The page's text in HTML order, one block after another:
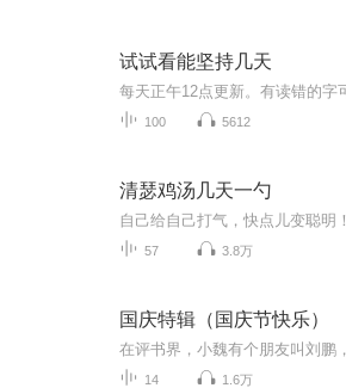
试试看能坚持几天
100 5612
清瑟鸡汤几天一勺
自己给自己打气，快点儿变聪明！
57 3.8万
国庆特辑（国庆节快乐）
14 1.6万